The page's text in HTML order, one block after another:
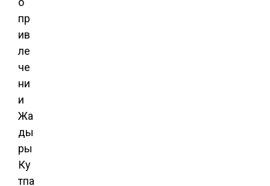
пр
ив
ле
че
ни
и
Жа
ды
ры
Ку
тпа